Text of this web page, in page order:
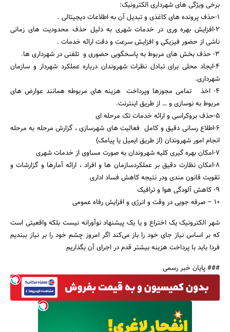
برخی ویژگی های شهرداری الکترونیک:
۱-حذف پرونده های کاغذی و تبدیل آن به اطلاعات دیجیتالی .
۲-افزایش بهره وری در خدمات شهری به دلیل حذف محدودیت های زمانی
ناشی از حضور فیزیکی و افزایش سرعت و دقت ارائه خدمات .
۳- حذف بخش های مربوط به پاسخگویی حضوری و تلفنی در شهرداری ها.
۴-ایجاد محلی برای تبادل نظرات شهروندان درباره عملکرد شهردار و سازمان
شهرداری.
۴- اخذ تمامی مجوزها وپرداخت هزینه های مربوطه همانند عوارض های
مربوط به نوسازی و … از طریق اینترنت.
۵-حذف بروکراسی و ارائه خدمات تک مرحله ای
۶-اطلاع رسانی دقیق و کامل فعالیت های شهرسازی ، گزارش مرحله به مرحله
انجام امور شهروندان (از طریق ایمیل یا پیامک)
۷-امکان بهره گیری کلیه شهروندان به صورت مساوی از خدمات شهری
۸-امکان نظارت دقیق بر عملکردسازمان ها و افراد ، ارائه آمارها و گزارشات و
تقویت قانون مندی ودر نتیجه کاهش فساد اداری
۹- کاهش آلودگی هوا و ترافیک
۱۰ – صرفه جویی در وقت و انرژی و افزایش رفاه عمومی
شهر الکترونیک یک اختراع و یا یک پیشنهاد نوآورانه نیست بلکه واقعیتی است
که بر اساس نیاز جای خود را باز می‌کند اگر امروز چشم خود را بر نیاز ببندیم
فردا باید با پرداخت هزینه بیشتر قدم در اجرای آن بگذاریم
### پایان خبر رسمی